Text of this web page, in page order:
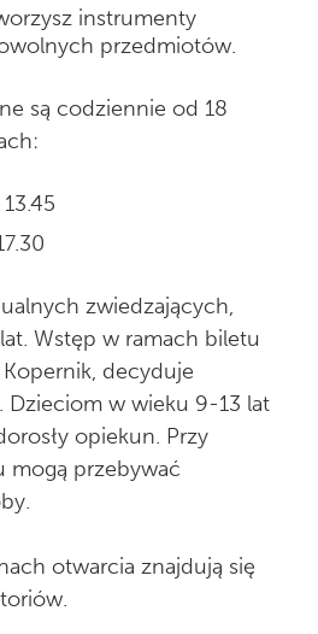
instrumenty
przedmiotów.
są codziennie od 18
zwiedzających,
Wstęp w ramach biletu
decyduje
Dzieciom w wieku 9-13 lat
opiekun. Przy
mogą przebywać
otwarcia znajdują się